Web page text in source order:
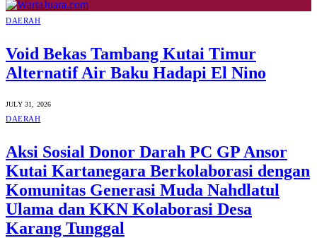
DAERAH
Void Bekas Tambang Kutai Timur
Alternatif Air Baku Hadapi El Nino
JULY 31, 2026
DAERAH
Aksi Sosial Donor Darah PC GP Ansor
Kutai Kartanegara Berkolaborasi dengan
Komunitas Generasi Muda Nahdlatul
Ulama dan KKN Kolaborasi Desa
Karang Tunggal